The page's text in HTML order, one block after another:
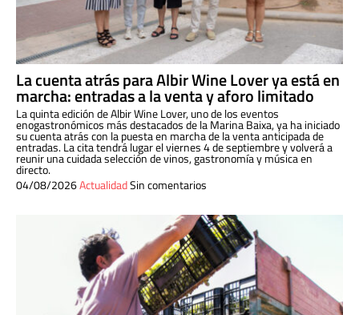
La cuenta atrás para Albir Wine Lover ya está en
marcha: entradas a la venta y aforo limitado
La quinta edición de Albir Wine Lover, uno de los eventos
enogastronómicos más destacados de la Marina Baixa, ya ha iniciado
su cuenta atrás con la puesta en marcha de la venta anticipada de
entradas. La cita tendrá lugar el viernes 4 de septiembre y volverá a
reunir una cuidada selección de vinos, gastronomía y música en
directo.
04/08/2026ActualidadSin comentarios